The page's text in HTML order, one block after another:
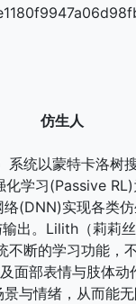
仿生人
系统以蒙特卡洛树
学习(Passive RL)
(DNN)实现各类仿
出。Lilith（莉莉
不断的学习功能，
面部表情与肢体动
与情绪，从而能